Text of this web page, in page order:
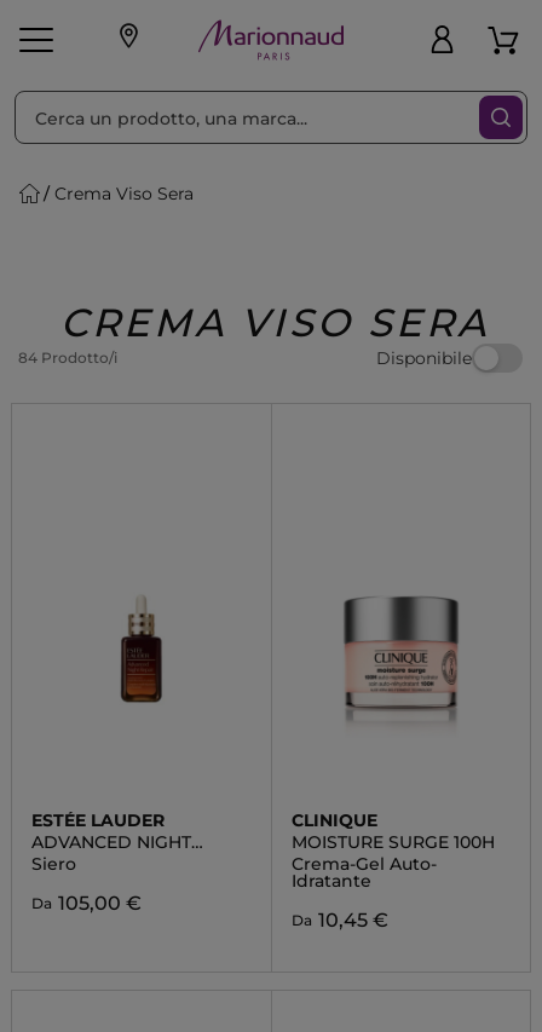
Make-up Profumi
Regalo
Crema Viso Sera
CREMA VISO SERA
84 Prodotto/i Disponibile
Ordina per Filtra
ESTÉE LAUDER
ADVANCED NIGHT
REPAIR
Siero
Da 105,00 €
CLINIQUE
MOISTURE SURGE 100H
Crema-Gel Auto-
Idratante
Da 10,45 €